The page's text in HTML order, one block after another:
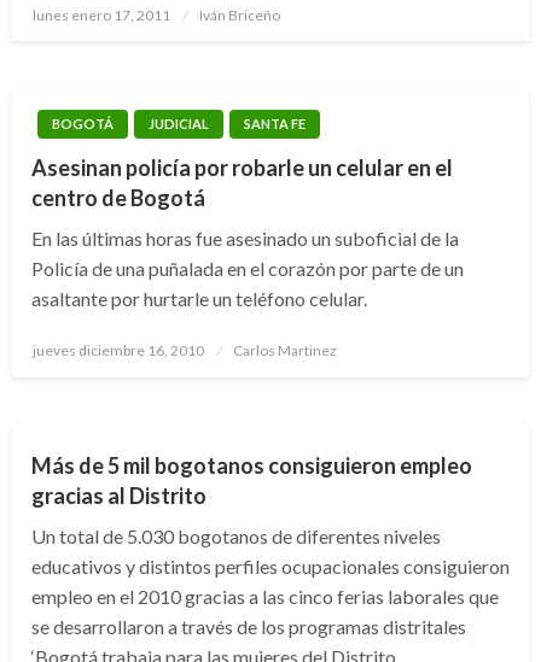
Publicado
lunes enero 17, 2011 Iván Briceño
BOGOTÁ JUDICIAL SANTA FE
Asesinan policía por robarle un celular en el
centro de Bogotá
En las últimas horas fue asesinado un suboficial de la
Policía de una puñalada en el corazón por parte de un
asaltante por hurtarle un teléfono celular.
Publicado
jueves diciembre 16, 2010 Carlos Martinez
ANTONIO NARIÑO BARRIOS UNIDOS BOGOTÁ
BOSA
CHAPINERO
CIUDAD BOLÍVAR
COMO VA BOGOTÁ
ENGATIVÁ
KENNEDY LA CANDELARIA
SAN CRISTÓBAL
SANTA FE SUBA
Más de 5 mil bogotanos consiguieron empleo
gracias al Distrito
Un total de 5.030 bogotanos de diferentes niveles
educativos y distintos perfiles ocupacionales consiguieron
empleo en el 2010 gracias a las cinco ferias laborales que
se desarrollaron a través de los programas distritales
‘Bogotá trabaja para las mujeres del Distrito,…
ANTONIO NARIÑO BARRIOS UNIDOS BOGOTÁ